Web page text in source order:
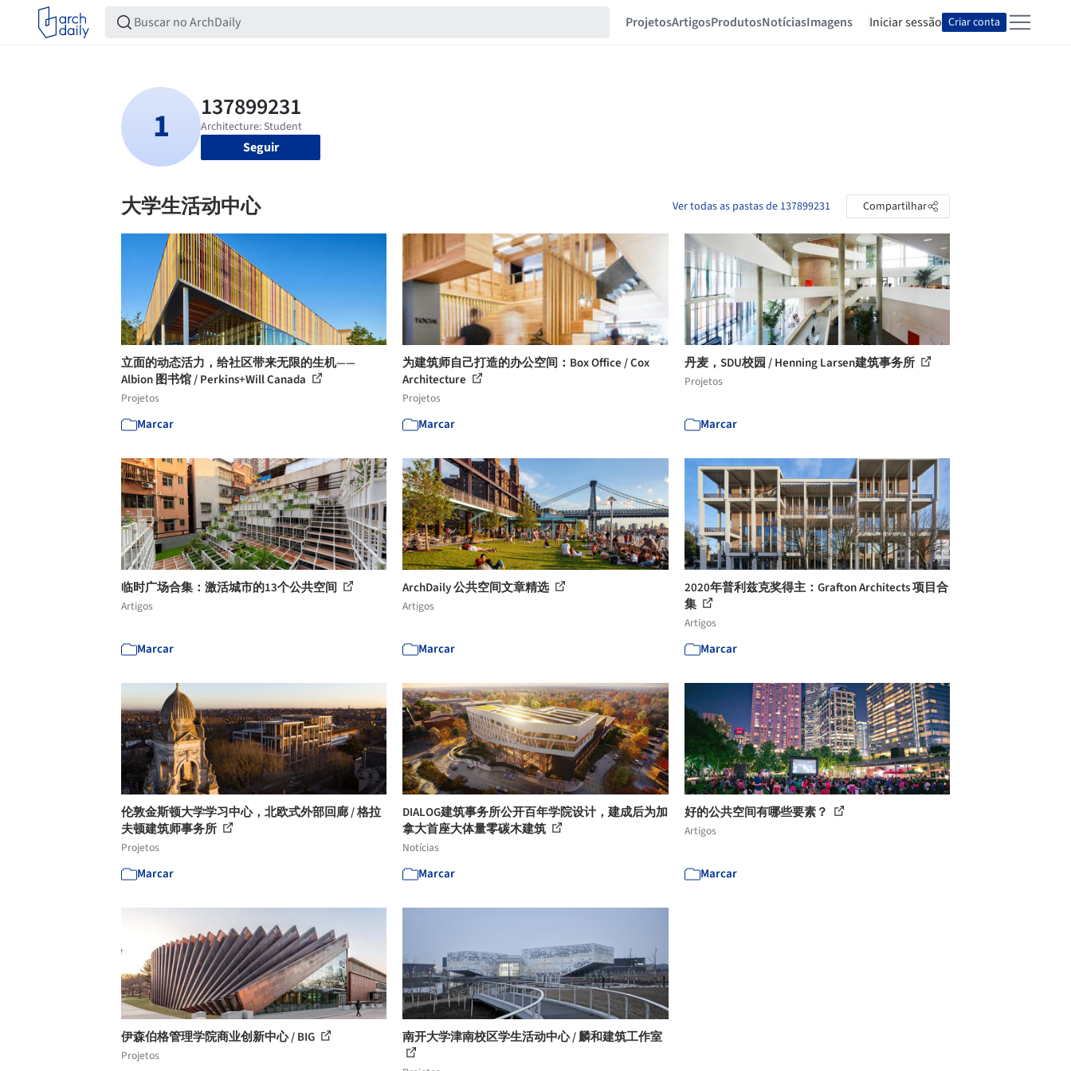
ProjetosArtigosProdutosNotíciasImagens Iniciar sessão Criar conta
Seguir
大学生活动中心 Ver todas as pastas de 137899231 Compartilhar
立面的动态活力，给社区带来无限的生机——
Albion 图书馆 / Perkins+Will Canada
Projetos
Marcar
为建筑师自己打造的办公空间：Box Office / Cox
Architecture
Projetos
Marcar
丹麦，SDU校园 / Henning Larsen建筑事务所
Projetos
Marcar
临时广场合集：激活城市的13个公共空间
Artigos
Marcar
ArchDaily 公共空间文章精选
Artigos
Marcar
2020年普利兹克奖得主：Grafton Architects 项目合
集
Artigos
Marcar
伦敦金斯顿大学学习中心，北欧式外部回廊 / 格拉
夫顿建筑师事务所
Projetos
Marcar
DIALOG建筑事务所公开百年学院设计，建成后为加
拿大首座大体量零碳木建筑
Notícias
Marcar
好的公共空间有哪些要素？
Artigos
Marcar
伊森伯格管理学院商业创新中心 / BIG
Projetos
南开大学津南校区学生活动中心 / 麟和建筑工作室